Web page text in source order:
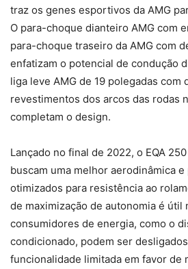
traz os genes esportivos da AMG
O para-choque dianteiro AMG com
para-choque traseiro da AMG com
enfatizam o potencial de condução
liga leve AMG de 19 polegadas com
revestimentos dos arcos das rodas
completam o design.
Lançado no final de 2022, o EQA
buscam uma melhor aerodinâmica
otimizados para resistência ao
de maximização de autonomia é útil
consumidores de energia, como o
condicionado, podem ser
funcionalidade limitada em favor de